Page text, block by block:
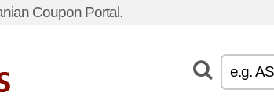
Coupon Portal.